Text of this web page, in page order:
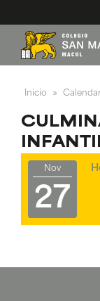
Inicio »
Nov
27